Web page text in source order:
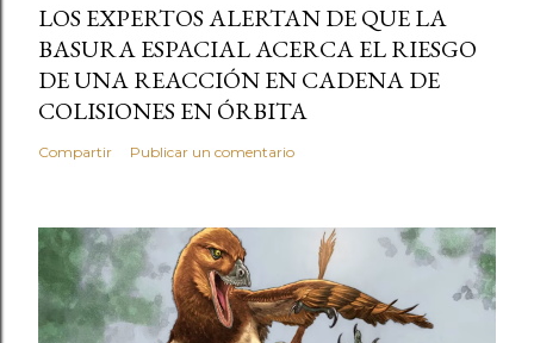
LOS EXPERTOS ALERTAN DE QUE LA
BASURA ESPACIAL ACERCA EL RIESGO
DE UNA REACCIÓN EN CADENA DE
COLISIONES EN ÓRBITA
Compartir Publicar un comentario